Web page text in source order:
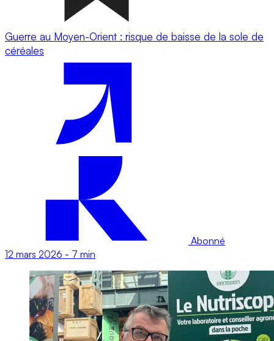
Guerre au Moyen-Orient : risque de baisse de la sole de
céréales
Abonné
12 mars 2026 - 7 min